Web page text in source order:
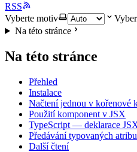
RSS
Vyberte motiv
Na této stránce
Na této stránce
Přehled
Instalace
Načtení jednou v kořenové
Použití komponent v JSX
TypeScript — deklarace
Předávání typovaných
Další čtení